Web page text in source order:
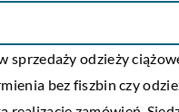
sprzedaży odzieży
bez fiszbin czy